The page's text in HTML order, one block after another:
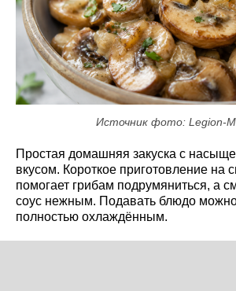
Источник фото: Legion-
Простая домашняя закуска с
вкусом. Короткое приготовление на
помогает грибам подрумяниться, а
соус нежным. Подавать блюдо
полностью охлаждённым.